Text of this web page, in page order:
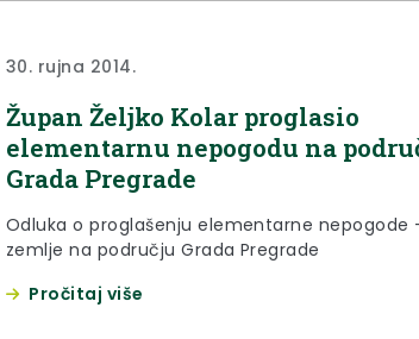
30. rujna 2014.
Župan Željko Kolar proglasio
elementarnu nepogodu na
Grada Pregrade
Odluka o proglašenju elementarne nepogode
zemlje na području Grada Pregrade
Pročitaj više